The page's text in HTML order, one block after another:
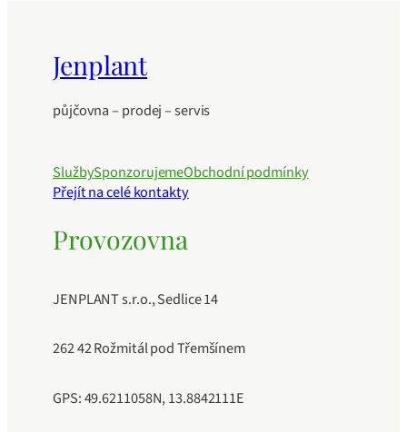
Jenplant
půjčovna – prodej – servis
SlužbySponzorujemeObchodní podmínky
Přejít na celé kontakty
Provozovna
JENPLANT s.r.o., Sedlice 14
262 42 Rožmitál pod Třemšínem
GPS: 49.6211058N, 13.8842111E